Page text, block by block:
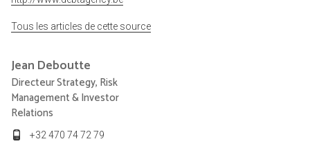
Tous les articles de cette source
Jean Deboutte
Directeur Strategy, Risk
Management & Investor
Relations
+32 470 74 72 79